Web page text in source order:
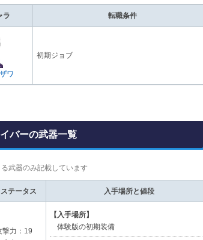
ラ 転職条件
ワ
初期ジョブ
バーの武器一覧
武器のみ記載しています
ステータス 入手場所と値段
撃力：19
【入手場所】
体験版の初期装備